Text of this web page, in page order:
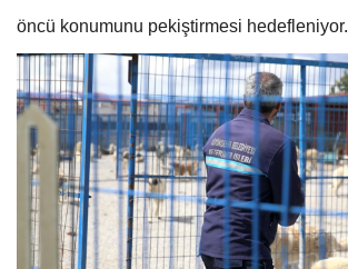
öncü konumunu pekiştirmesi hedefleniyor.